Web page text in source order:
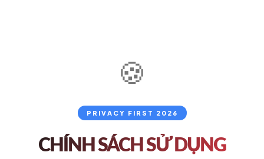
🍪
PRIVACY FIRST 2026
CHÍNH SÁCH SỬ DỤNG